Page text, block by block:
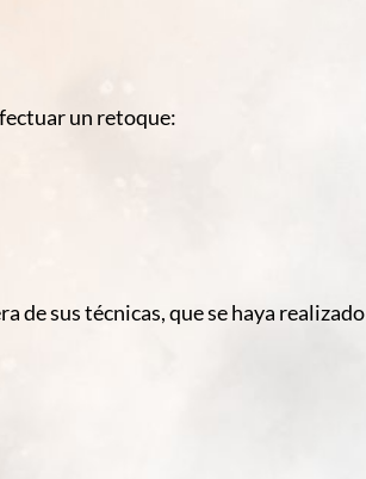
un retoque:
de sus técnicas, que se haya realizado